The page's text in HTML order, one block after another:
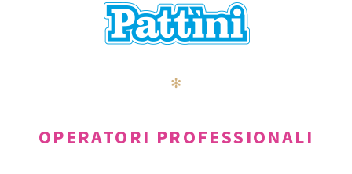
✻
OPERATORI PROFESSIONALI